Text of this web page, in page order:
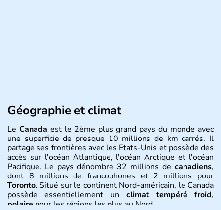
Géographie et climat
Le Canada est le 2ème plus grand pays du monde avec
une superficie de presque 10 millions de km carrés. Il
partage ses frontières avec les Etats-Unis et possède des
accès sur l'océan Atlantique, l'océan Arctique et l'océan
Pacifique. Le pays dénombre 32 millions de canadiens,
dont 8 millions de francophones et 2 millions pour
Toronto. Situé sur le continent Nord-américain, le Canada
possède essentiellement unclimat tempéré froid,
polaire pour les régions les plus au Nord.